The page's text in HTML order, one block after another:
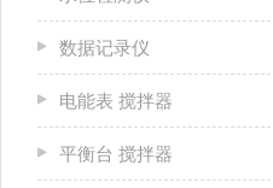
数据记录仪
电能表 搅拌器
平衡台 搅拌器